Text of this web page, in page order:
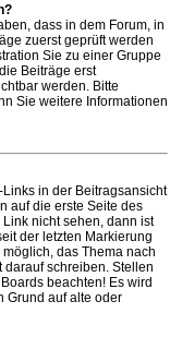
dass in dem Forum, in
zuerst geprüft werden
Sie zu einer Gruppe
Beiträge erst
werden. Bitte
Sie weitere Informationen
Links in der Beitragsansicht
auf die erste Seite des
nicht sehen, dann ist
der letzten Markierung
das Thema nach
schreiben. Stellen
beachten! Es wird
Grund auf alte oder